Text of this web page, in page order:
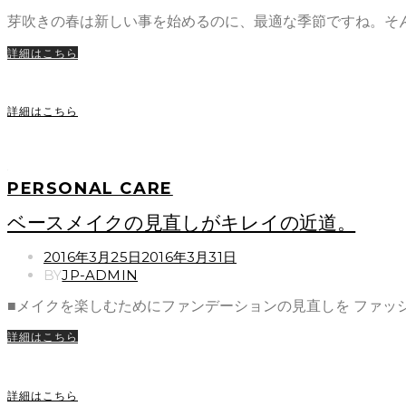
芽吹きの春は新しい事を始めるのに、最適な季節ですね。そ
詳細はこちら
詳細はこちら
PERSONAL CARE
ベースメイクの見直しがキレイの近道。
POSTED
ON
2016年3月25日2016年3月31日
BYJP-ADMIN
■メイクを楽しむためにファンデーションの見直しを ファッ
詳細はこちら
詳細はこちら